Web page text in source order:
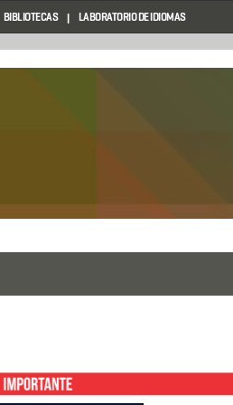
BIBLIOTECAS LABORATORIO DE IDIOMAS